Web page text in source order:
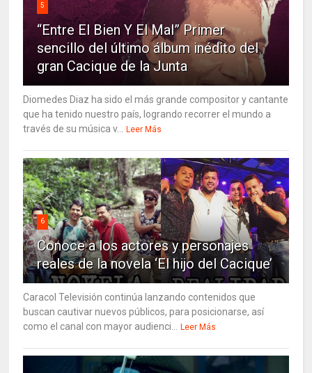
5
“Entre El Bien Y El Mal” Primer
sencillo del último álbum inédito del
gran Cacique de la Junta
Diomedes Diaz ha sido el más grande compositor y cantante
que ha tenido nuestro país, logrando recorrer el mundo a
través de su música v...
Leer Más
6
Conoce a los actores y personajes
reales de la novela ‘El hijo del Cacique’
Caracol Televisión continúa lanzando contenidos que
buscan cautivar nuevos públicos, para posicionarse, así
como el canal con mayor audienci...
Leer Más